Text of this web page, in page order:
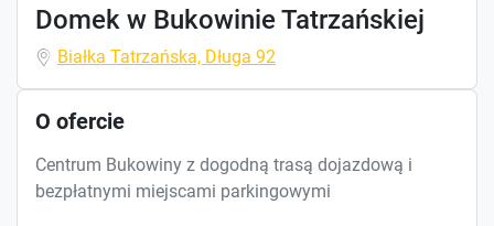
Domek w Bukowinie Tatrzańskiej
Białka Tatrzańska, Długa 92
O ofercie
Centrum Bukowiny z dogodną trasą dojazdową i
bezpłatnymi miejscami parkingowymi